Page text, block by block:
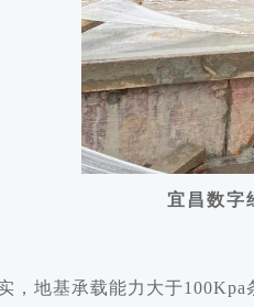
宜昌数字
，地基承载能力大于